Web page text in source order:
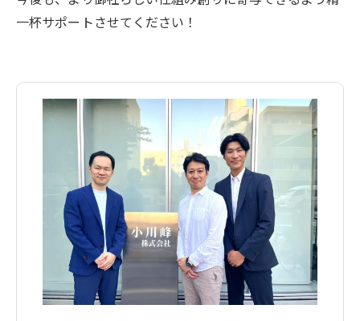
一杯サポートさせてください！